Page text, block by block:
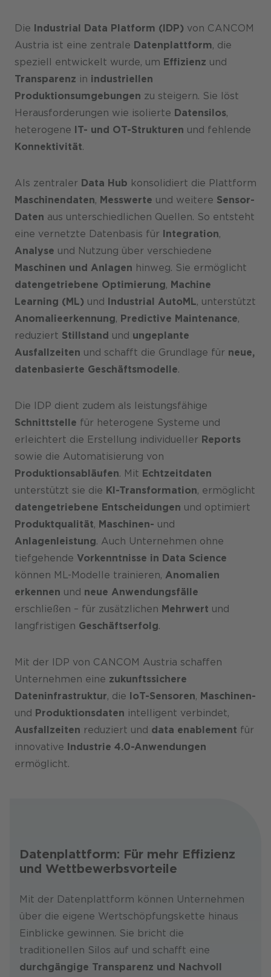
Die Industrial Data Platform (IDP) von CANCOM
Austria ist eine zentrale Datenplattform, die
speziell entwickelt wurde, um Effizienz und
Transparenz in industriellen
Produktionsumgebungen zu steigern. Sie löst
Herausforderungen wie isolierte Datensilos,
heterogene IT- und OT-Strukturen und fehlende
Konnektivität.
Als zentraler Data Hub konsolidiert die Plattform
Maschinendaten, Messwerte und weitere Sensor-
Daten aus unterschiedlichen Quellen. So entsteht
eine vernetzte Datenbasis für Integration,
Analyse und Nutzung über verschiedene
Maschinen und Anlagen hinweg. Sie ermöglicht
datengetriebene Optimierung, Machine
Learning (ML) und Industrial AutoML, unterstützt
Anomalieerkennung, Predictive Maintenance,
reduziert Stillstand und ungeplante
Ausfallzeiten und schafft die Grundlage für neue,
datenbasierte Geschäftsmodelle.
Die IDP dient zudem als leistungsfähige
Schnittstelle für heterogene Systeme und
erleichtert die Erstellung individueller Reports
sowie die Automatisierung von
Produktionsabläufen. Mit Echtzeitdaten
unterstützt sie die KI-Transformation, ermöglicht
datengetriebene Entscheidungen und optimiert
Produktqualität, Maschinen- und
Anlagenleistung. Auch Unternehmen ohne
tiefgehende Vorkenntnisse in Data Science
können ML-Modelle trainieren, Anomalien
erkennen und neue Anwendungsfälle
erschließen – für zusätzlichen Mehrwert und
langfristigen Geschäftserfolg.
Mit der IDP von CANCOM Austria schaffen
Unternehmen eine zukunftssichere
Dateninfrastruktur, die IoT-Sensoren, Maschinen-
und Produktionsdaten intelligent verbindet,
Ausfallzeiten reduziert und data enablement für
innovative Industrie 4.0-Anwendungen
ermöglicht.
Datenplattform: Für mehr Effizienz
und Wettbewerbsvorteile
Mit der Datenplattform können Unternehmen
über die eigene Wertschöpfungs­kette hinaus
Einblicke gewinnen. Sie bricht die
traditionellen Silos auf und schafft eine
durchgängige Transparenz und Nachvoll